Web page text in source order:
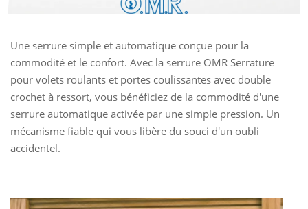
Une serrure simple et automatique conçue pour la
commodité et le confort. Avec la serrureOMR Serrature
pour volets roulants et portes coulissantes avec double
crochet à ressort, vous bénéficiez de la commodité d'une
serrure automatique activée par une simple pression. Un
mécanisme fiable qui vous libère du souci d'un oubli
accidentel.